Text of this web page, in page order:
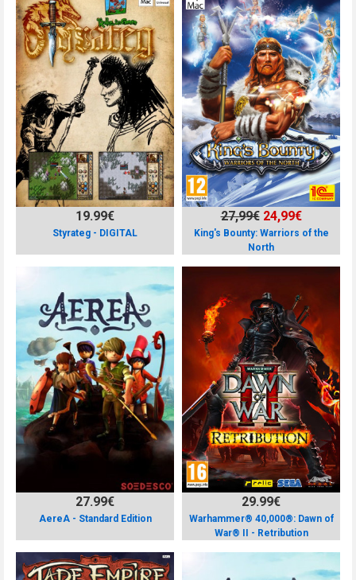
Styrateg - DIGITAL
19.99€
King's Bounty: Warriors of the
North
27,99€ 24,99€
AereA - Standard Edition
27.99€
Warhammer® 40,000®: Dawn of
War® II - Retribution
29.99€